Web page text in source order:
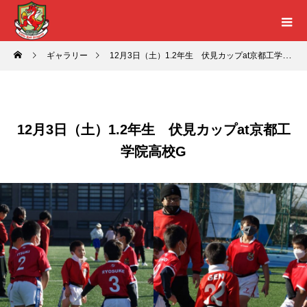
ギャラリー 12月3日（土）1.2年生 伏見カップat京都工学院高校G
12月3日（土）1.2年生 伏見カップat京都工
学院高校G